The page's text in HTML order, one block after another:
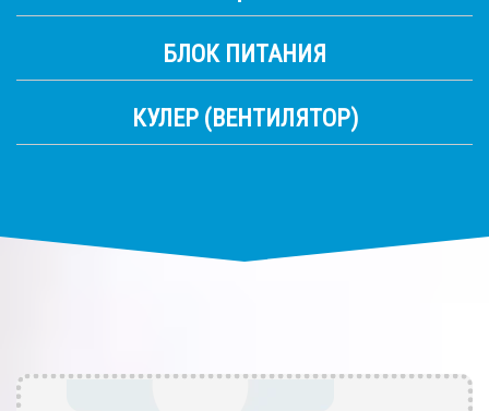
БЛОК ПИТАНИЯ
КУЛЕР (ВЕНТИЛЯТОР)